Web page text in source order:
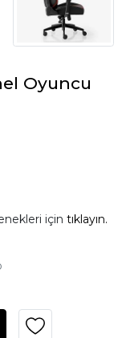
Oyuncu
için tıklayın.